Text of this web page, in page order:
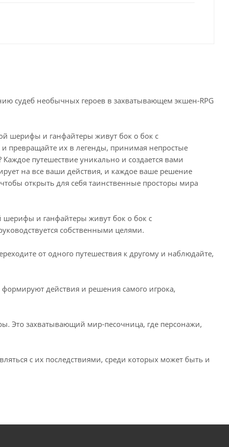
судеб необычных героев в захватывающем экшен-RPG
шерифы и ганфайтеры живут бок о бок с
превращайте их в легенды, принимая непростые
путешествие уникально и создается вами
на все ваши действия, и каждое ваше решение
открыть для себя таинственные просторы мира
шерифы и ганфайтеры живут бок о бок с
собственными целями.
от одного путешествия к другому и наблюдайте,
действия и решения самого игрока,
Это захватывающий мир-песочница, где персонажи,
с их последствиями, среди которых может быть и